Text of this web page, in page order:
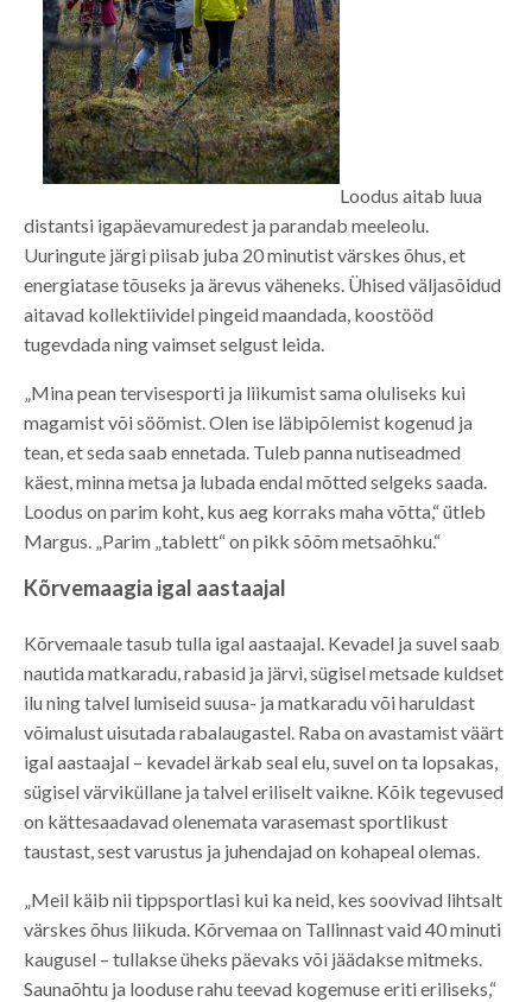
Loodus aitab luua
distantsi igapäevamuredest ja parandab meeleolu.
Uuringute järgi piisab juba 20 minutist värskes õhus, et
energiatase tõuseks ja ärevus väheneks. Ühised väljasõidud
aitavad kollektiividel pingeid maandada, koostööd
tugevdada ning vaimset selgust leida.
„Mina pean tervisesporti ja liikumist sama oluliseks kui
magamist või söömist. Olen ise läbipõlemist kogenud ja
tean, et seda saab ennetada. Tuleb panna nutiseadmed
käest, minna metsa ja lubada endal mõtted selgeks saada.
Loodus on parim koht, kus aeg korraks maha võtta,“ ütleb
Margus. „Parim „tablett“ on pikk sõõm metsaõhku.“
Kõrvemaagia igal aastaajal
Kõrvemaale tasub tulla igal aastaajal. Kevadel ja suvel saab
nautida matkaradu, rabasid ja järvi, sügisel metsade kuldset
ilu ning talvel lumiseid suusa- ja matkaradu või haruldast
võimalust uisutada rabalaugastel. Raba on avastamist väärt
igal aastaajal – kevadel ärkab seal elu, suvel on ta lopsakas,
sügisel värviküllane ja talvel eriliselt vaikne. Kõik tegevused
on kättesaadavad olenemata varasemast sportlikust
taustast, sest varustus ja juhendajad on kohapeal olemas.
„Meil käib nii tippsportlasi kui ka neid, kes soovivad lihtsalt
värskes õhus liikuda. Kõrvemaa on Tallinnast vaid 40 minuti
kaugusel – tullakse üheks päevaks või jäädakse mitmeks.
Saunaõhtu ja looduse rahu teevad kogemuse eriti eriliseks,“